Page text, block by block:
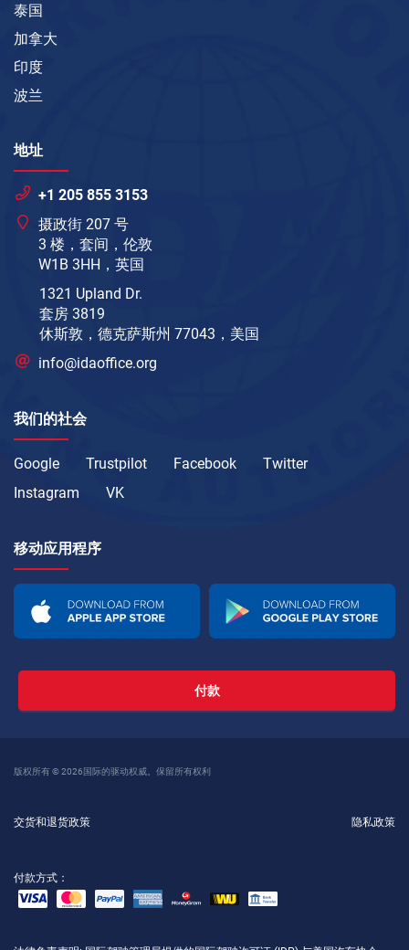
泰国
加拿大
印度
波兰
地址
+1 205 855 3153
摄政街 207 号
3 楼，套间，伦敦
W1B 3HH，英国
1321 Upland Dr.
套房 3819
休斯敦，德克萨斯州 77043，美国
info@idaoffice.org
我们的社会
Google Trustpilot Facebook
Twitter
Instagram
VK
移动应用程序
付款
版权所有 © 2026国际的驱动权威。保留所有权利
交货和退货政策 隐私政策
付款方式：